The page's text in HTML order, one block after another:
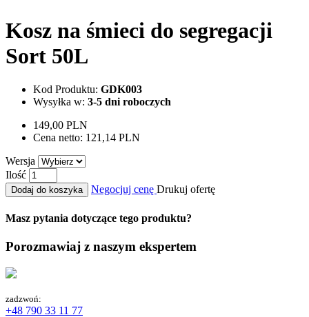
Kosz na śmieci do segregacji
Sort 50L
Kod Produktu: GDK003
Wysyłka w: 3-5 dni roboczych
149,00 PLN
Cena netto: 121,14 PLN
Wersja
Ilość
Dodaj do koszyka Negocjuj cenę Drukuj ofertę
Masz pytania dotyczące tego produktu?
Porozmawiaj z naszym ekspertem
zadzwoń:
+48 790 33 11 77